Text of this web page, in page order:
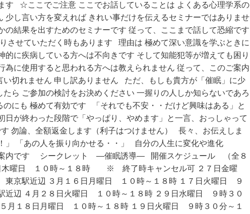
す ☆ここでご注意 ここでお話していることは よくある心理学系の
少し言い方を変えれば きれい事だけを伝えるセミナーではありませ
の結果を出すためのセミナーです 従って、ここまで話して恐縮です
させていただく時もあります 理由は 極めて深い意識を学ぶときに
的に疾病している方へは不向きです そして知能犯等が増えても困り
為に使用すると思われる方へは教えられません 従って、このご案内
い切れません 申し訳ありません ただ、もしも貴方が「催眠」に少
たら ご参加の検討をお決めください 一握りの人しか知らないであろ
のにも 極めて有効です 「それでも不安・・だけど興味はある」と
日が終わった段階で「やっぱり、やめます」と一言、おっしゃって
勿論、全額返金します（利子はつけません）
長々、お伝えしま
」 「あの人を振り向かせる・・」 自分の人生に変化や進化
案内です シークレット ―催眠誘導― 開催スケジュール （全８
木曜日 １０時～１８時 ※ 終了時キャンセル可 ２７日金曜
京駅近辺 ３月１６日月曜日 １０時～１８時 １７日火曜日 ９
近辺 ４月２８日火曜日 １０時～１８時 ２９日水曜日 ９時３０
月１８日月曜日 １０時～１８時 １９日火曜日 ９時３０分～１